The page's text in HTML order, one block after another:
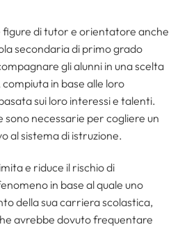
figure di tutor e orientatore anche
secondaria di primo grado
gli alunni in una scelta
in base alle loro
sui loro interessi e talenti.
sono necessarie per cogliere un
al sistema di istruzione.
e riduce il rischio di
in base al quale uno
della sua carriera scolastica,
avrebbe dovuto frequentare